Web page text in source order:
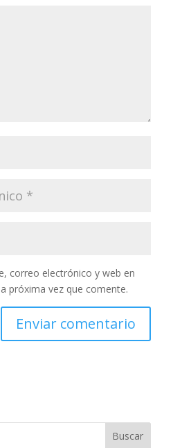
correo electrónico y web en
próxima vez que comente.
Buscar